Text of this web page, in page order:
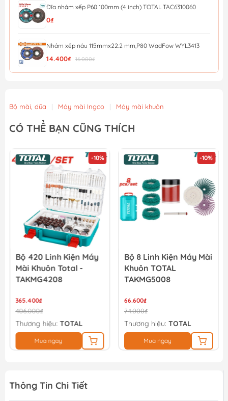
Đĩa nhám xếp P60 100mm (4 inch) TOTAL TAC6310060
0₫
Nhám xếp nâu 115mmx22.2 mm,P80 WadFow WYL3413
14.400₫ 16.000₫
Đá mài kim loại 115x6x22.2mm WadFow WAC1347
13.500₫
Nhám xếp P40 - 100mm Total TAC6310040
13.500₫ 15.000₫
Bộ mài, dũa | Máy mài Ingco | Máy mài khuôn
CÓ THỂ BẠN CŨNG THÍCH
-10%
Bộ 420 Linh Kiện Máy
Mài Khuôn Total -
TAKMG4208
365.400₫
406.000₫
Thương hiệu: TOTAL
Mua ngay
-10%
Bộ 8 Linh Kiện Máy Mài
Khuôn TOTAL
TAKMG5008
66.600₫
74.000₫
Thương hiệu: TOTAL
Mua ngay
Thông Tin Chi Tiết